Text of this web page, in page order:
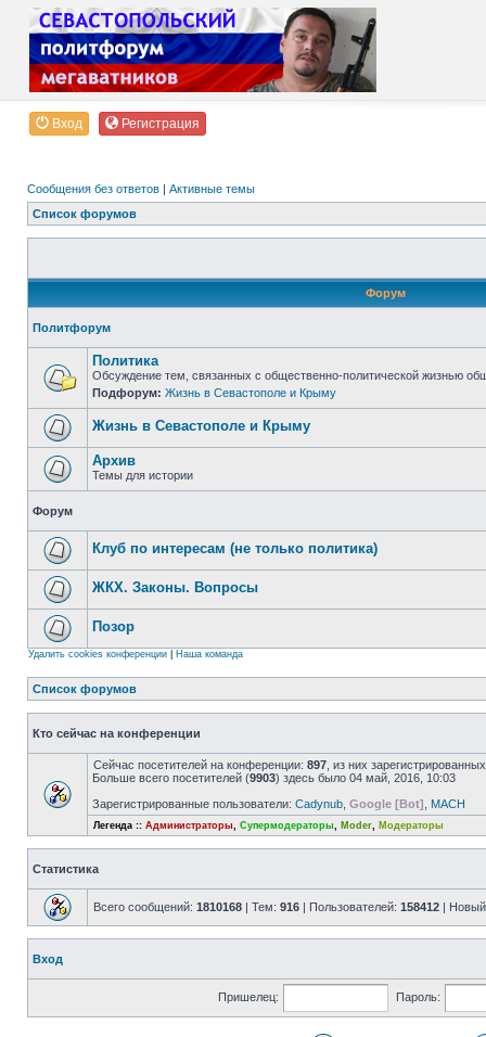
Вход Регистрация
Сообщения без ответов | Активные темы
Список форумов
Форум
Политфорум
Политика
Обсуждение тем, связанных с общественно-политической жизнью
Подфорум: Жизнь в Севастополе и Крыму
Жизнь в Севастополе и Крыму
Архив
Темы для истории
Форум
Клуб по интересам (не только политика)
ЖКХ. Законы. Вопросы
Позор
Удалить cookies конференции Наша команда
Список форумов
Кто сейчас на конференции
Сейчас посетителей на конференции: 897 , из них
Больше всего посетителей (9903) здесь было 04 май, 2016, 10:03
Зарегистрированные пользователи: Cadynub Google [Bot] MACH
Легенда :: Администраторы, Супермодераторы, Moder, Модераторы
Статистика
Всего сообщений: 1810168 | Тем: 916 | Пользователей: 158412 |
Вход
Пришелец: Пароль: